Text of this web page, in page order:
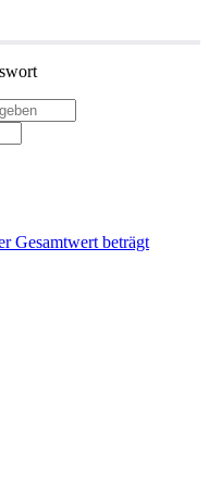
Gesamtwert beträgt